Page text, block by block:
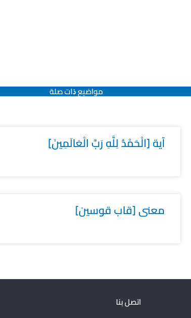
مواضيع ﺫات صلة
آية [الْحَمْدُ لِلَّهِ رَبِّ الْعَالَمِينَ]
معنى [قاب قوسين]
اتصل بنا